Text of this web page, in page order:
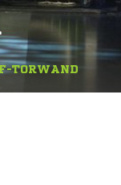
TORWAND